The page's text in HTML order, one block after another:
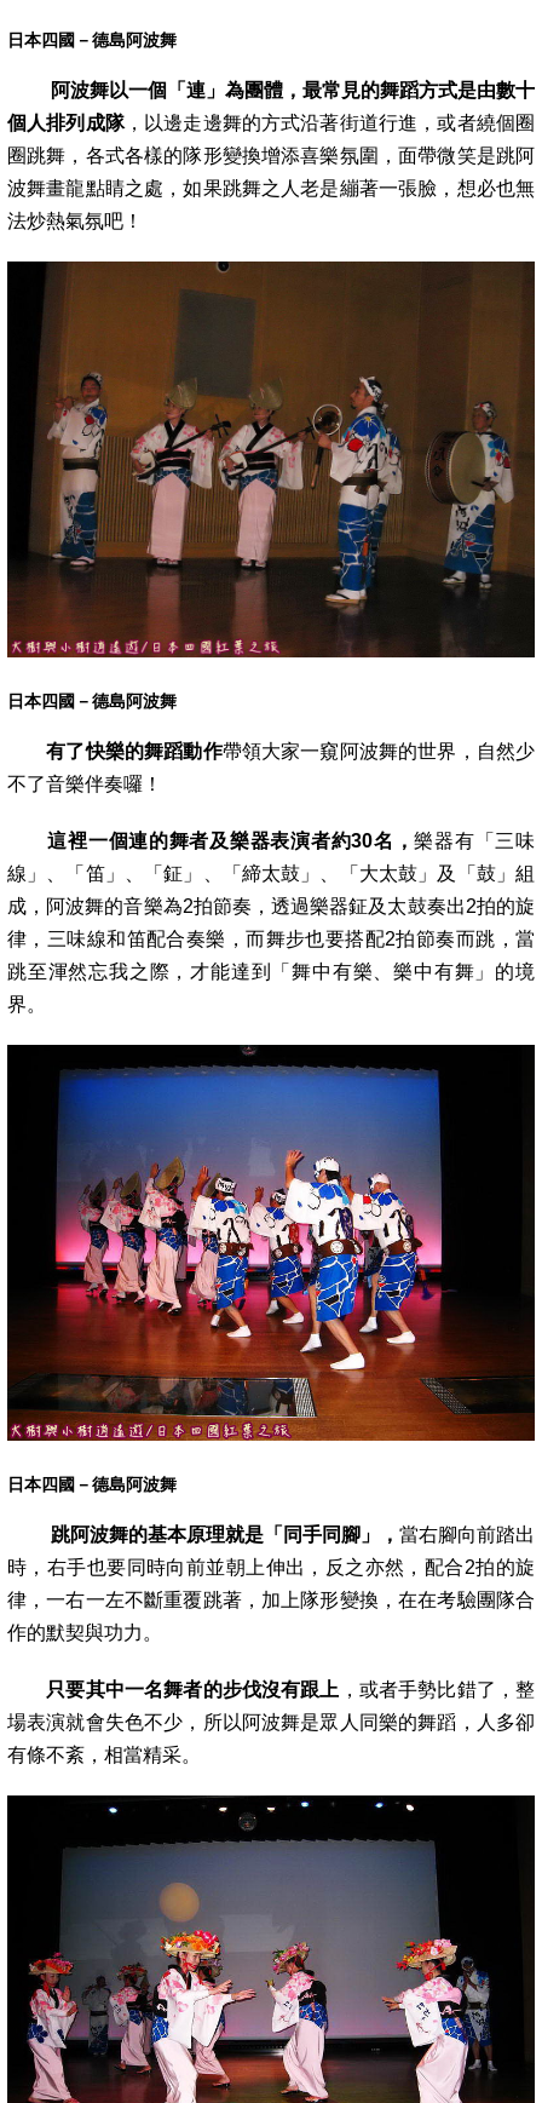
日本四國－德島阿波舞
阿波舞以一個「連」為團體，最常見的舞蹈方式是由數十
個人排列成隊，以邊走邊舞的方式沿著街道行進，或者繞個圈
圈跳舞，各式各樣的隊形變換增添喜樂氛圍，面帶微笑是跳阿
波舞畫龍點睛之處，如果跳舞之人老是繃著一張臉，想必也無
法炒熱氣氛吧！
日本四國－德島阿波舞
有了快樂的舞蹈動作帶領大家一窺阿波舞的世界，自然少
不了音樂伴奏囉！
這裡一個連的舞者及樂器表演者約30名，樂器有「三味
線」、「笛」、「鉦」、「締太鼓」、「大太鼓」及「鼓」組
成，阿波舞的音樂為2拍節奏，透過樂器鉦及太鼓奏出2拍的旋
律，三味線和笛配合奏樂，而舞步也要搭配2拍節奏而跳，當
跳至渾然忘我之際，才能達到「舞中有樂、樂中有舞」的境
界。
日本四國－德島阿波舞
跳阿波舞的基本原理就是「同手同腳」， 當右腳向前踏出
時，右手也要同時向前並朝上伸出，反之亦然，配合2拍的旋
律，一右一左不斷重覆跳著，加上隊形變換，在在考驗團隊合
作的默契與功力。
只要其中一名舞者的步伐沒有跟上 ，或者手勢比錯了，整
場表演就會失色不少，所以阿波舞是眾人同樂的舞蹈，人多卻
有條不紊，相當精采。